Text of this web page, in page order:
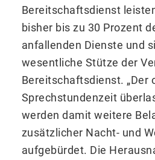
Bereitschaftsdienst
bisher bis zu 30 Prozent
anfallenden Dienste und
wesentliche Stütze der
Bereitschaftsdienst. „Der
Sprechstundenzeit
werden damit weitere
zusätzlicher Nacht- und
aufgebürdet. Die